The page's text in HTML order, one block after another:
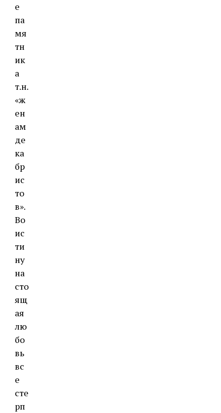
е
па
мя
тн
ик
а
т.н.
«ж
ен
ам
де
ка
бр
ис
то
в».
Во
ис
ти
ну
на
сто
ящ
ая
лю
бо
вь
вс
е
сте
рп